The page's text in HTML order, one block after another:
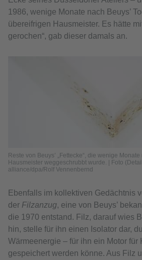
1986, wenige Monate nach Beuys’
übereifrigen Hausmeister. Es hätte
gerochen“, gab dieser damals an.
Reste von Beuys’ „Fettecke“, die wenige
Hausmeister weggeschrubbt wurde. | Foto
alliance/dpa/Rolf Vennenbernd
Ebenfalls im kollektiven Gedächtnis
der Filzanzug, eine von Beuys’
die 1970 entstand. Filz, darauf wies
hin, stelle für ihn einen Isolator dar,
Wärmeenergie – für ihn ein Motor für
gespeichert werden könne. Aus Filz